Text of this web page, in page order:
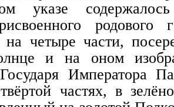
указе
на четыре части,
и на оном
Императора
частях, в